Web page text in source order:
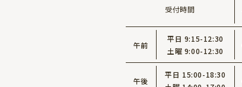
受付時間
午前
平日 9:15-12:30
土曜 9:00-12:30
午後
平日 15:00-18:30